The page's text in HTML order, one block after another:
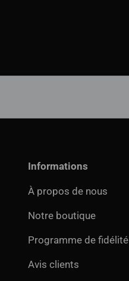
Informations
À propos de nous
Notre boutique
Programme de fidélité
Avis clients